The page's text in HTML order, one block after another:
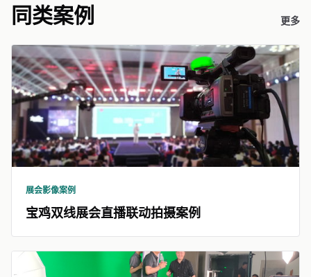
同类案例 更多
展会影像案例
宝鸡双线展会直播联动拍摄案例